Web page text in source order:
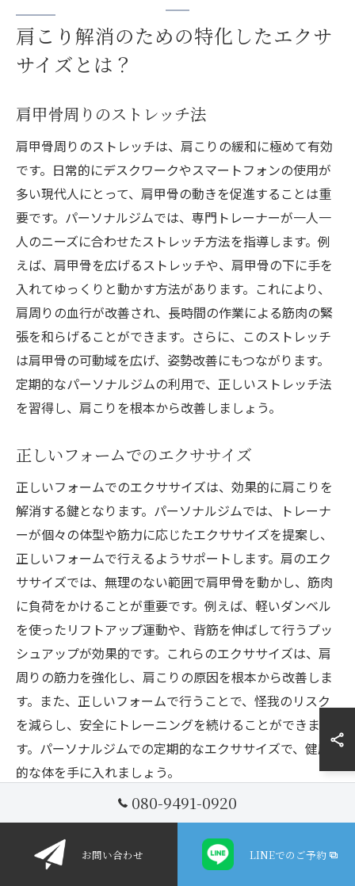
肩こり解消のための特化したエクサ
サイズとは？
肩甲骨周りのストレッチ法
肩甲骨周りのストレッチは、肩こりの緩和に極めて有効
です。日常的にデスクワークやスマートフォンの使用が
多い現代人にとって、肩甲骨の動きを促進することは重
要です。パーソナルジムでは、専門トレーナーが一人一
人のニーズに合わせたストレッチ方法を指導します。例
えば、肩甲骨を広げるストレッチや、肩甲骨の下に手を
入れてゆっくりと動かす方法があります。これにより、
肩周りの血行が改善され、長時間の作業による筋肉の緊
張を和らげることができます。さらに、このストレッチ
は肩甲骨の可動域を広げ、姿勢改善にもつながります。
定期的なパーソナルジムの利用で、正しいストレッチ法
を習得し、肩こりを根本から改善しましょう。
正しいフォームでのエクササイズ
正しいフォームでのエクササイズは、効果的に肩こりを
解消する鍵となります。パーソナルジムでは、トレーナ
ーが個々の体型や筋力に応じたエクササイズを提案し、
正しいフォームで行えるようサポートします。肩のエク
ササイズでは、無理のない範囲で肩甲骨を動かし、筋肉
に負荷をかけることが重要です。例えば、軽いダンベル
を使ったリフトアップ運動や、背筋を伸ばして行うプッ
シュアップが効果的です。これらのエクササイズは、肩
周りの筋力を強化し、肩こりの原因を根本から改善しま
す。また、正しいフォームで行うことで、怪我のリスク
を減らし、安全にトレーニングを続けることができま
す。パーソナルジムでの定期的なエクササイズで、健康
的な体を手に入れましょう。
筋力を高めるための具体的方法
愛知県一宮市のパーソナルジムでは、肩こり解消に効果
的な筋力強化の方法を提供しています。特に、肩周りの
080-9491-0920
お問い合わせ LINEでのご予約